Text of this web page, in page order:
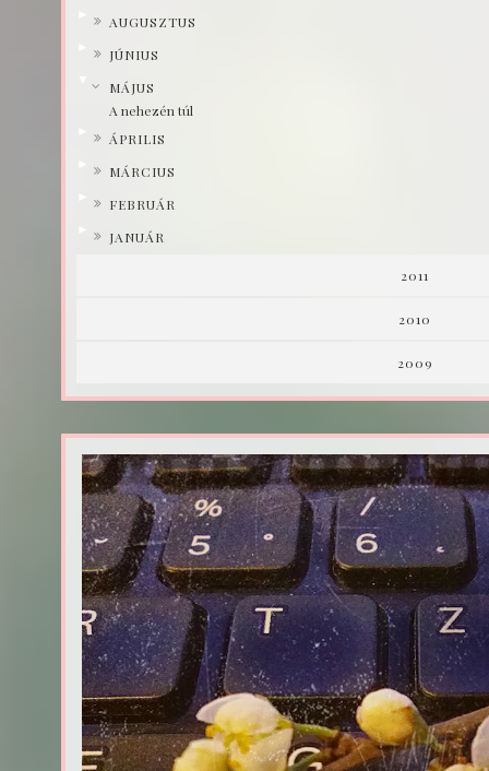
AUGUSZTUS
JÚNIUS
MÁJUS
A nehezén túl
ÁPRILIS
MÁRCIUS
FEBRUÁR
JANUÁR
2011
2010
2009